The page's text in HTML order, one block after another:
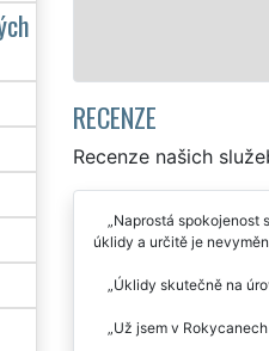
RECENZE
Recenze našich
Naprostá spokojenost
úklidy a určitě je
Úklidy skutečně na
Už jsem v